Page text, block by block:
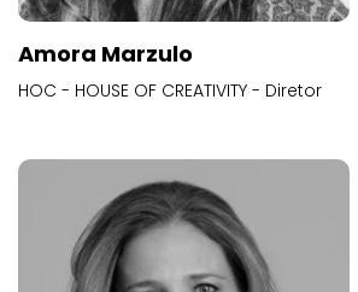
Amora Marzulo
HOC - HOUSE OF CREATIVITY - Diretor